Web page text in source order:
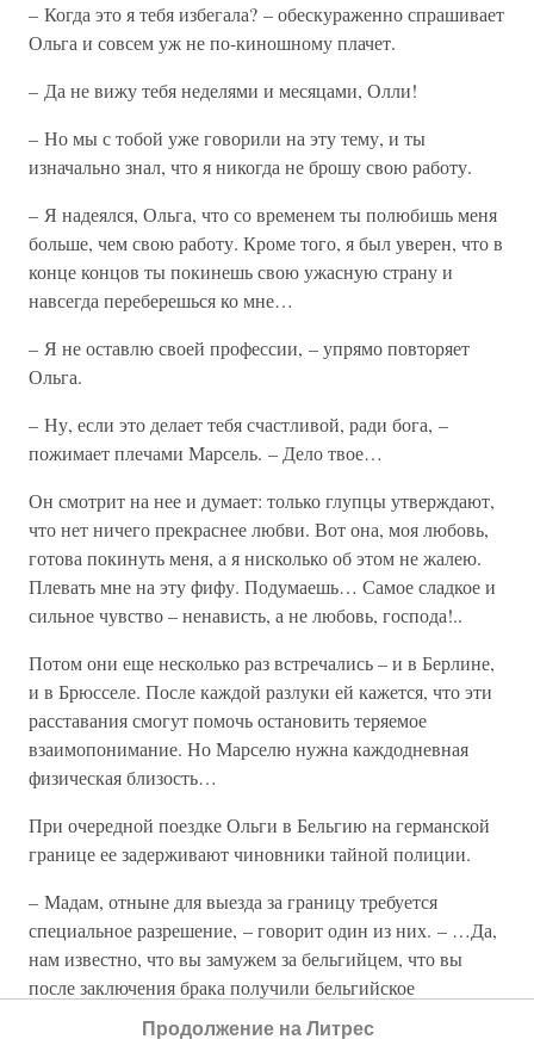
– Когда это я тебя избегала? – обескураженно спрашивает
Ольга и совсем уж не по-киношному плачет.
– Да не вижу тебя неделями и месяцами, Олли!
– Но мы с тобой уже говорили на эту тему, и ты
изначально знал, что я никогда не брошу свою работу.
– Я надеялся, Ольга, что со временем ты полюбишь меня
больше, чем свою работу. Кроме того, я был уверен, что в
конце концов ты покинешь свою ужасную страну и
навсегда переберешься ко мне…
– Я не оставлю своей профессии, – упрямо повторяет
Ольга.
– Ну, если это делает тебя счастливой, ради бога, –
пожимает плечами Марсель. – Дело твое…
Он смотрит на нее и думает: только глупцы утверждают,
что нет ничего прекраснее любви. Вот она, моя любовь,
готова покинуть меня, а я нисколько об этом не жалею.
Плевать мне на эту фифу. Подумаешь… Самое сладкое и
сильное чувство – ненависть, а не любовь, господа!..
Потом они еще несколько раз встречались – и в Берлине,
и в Брюсселе. После каждой разлуки ей кажется, что эти
расставания смогут помочь остановить теряемое
взаимопонимание. Но Марселю нужна каждодневная
физическая близость…
При очередной поездке Ольги в Бельгию на германской
границе ее задерживают чиновники тайной полиции.
– Мадам, отныне для выезда за границу требуется
специальное разрешение, – говорит один из них. – …Да,
нам известно, что вы замужем за бельгийцем, что вы
после заключения брака получили бельгийское
гражданство. Что вам позволено сохранить немецкий
паспорт, однако мы вынуждены…
Продолжение на Литрес